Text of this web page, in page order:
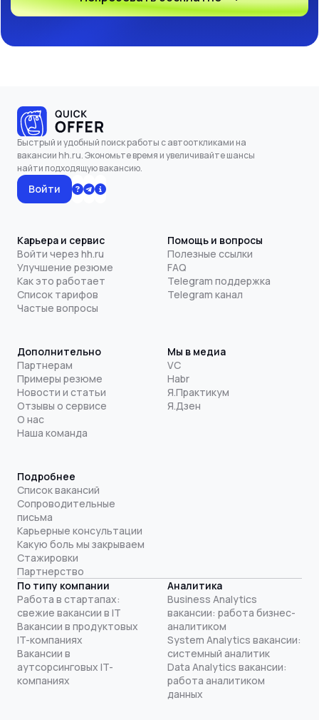
Быстрый и удобный поиск работы с автооткликами на
вакансии hh.ru. Экономьте время и увеличивайте шансы
найти подходящую вакансию.
Войти
Карьера и сервис
Войти через hh.ru
Улучшение резюме
Как это работает
Список тарифов
Частые вопросы
Помощь и вопросы
Полезные ссылки
FAQ
Telegram поддержка
Telegram канал
Дополнительно
Партнерам
Примеры резюме
Новости и статьи
Отзывы о сервисе
О нас
Наша команда
Мы в медиа
VC
Habr
Я.Практикум
Я.Дзен
Подробнее
Список вакансий
Сопроводительные
письма
Карьерные консультации
Какую боль мы закрываем
Стажировки
Партнерство
По типу компании
Работа в стартапах:
свежие вакансии в IT
Вакансии в продуктовых
IT-компаниях
Вакансии в
аутсорсинговых IT-
компаниях
Аналитика
Business Analytics
вакансии: работа бизнес-
аналитиком
System Analytics вакансии:
системный аналитик
Data Analytics вакансии:
работа аналитиком
данных